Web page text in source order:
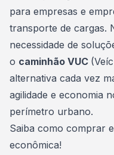
para empresas e
transporte de cargas.
necessidade de
o caminhão VUC
alternativa cada vez
agilidade e economia
perímetro urbano.
Saiba como comprar
econômica!